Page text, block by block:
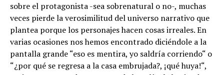
sobre el protagonista -sea sobrenatural o no-, muchas
veces pierde la verosimilitud del universo narrativo que
plantea porque los personajes hacen cosas irreales. En
varias ocasiones nos hemos encontrado diciéndole a la
pantalla grande“eso es mentira, yo saldría corriendo“ o
“¿por qué se regresa a la casa embrujada?, ¡quéhuya!“,